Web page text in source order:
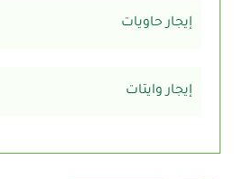
إيجار حاويات
إيجار وايتات